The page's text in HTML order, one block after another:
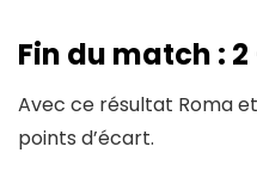
Fin du match : 2
Avec ce résultat Roma
points d’écart.